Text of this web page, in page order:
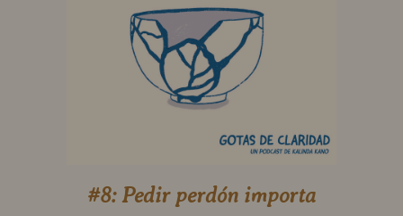
#8: Pedir perdón importa